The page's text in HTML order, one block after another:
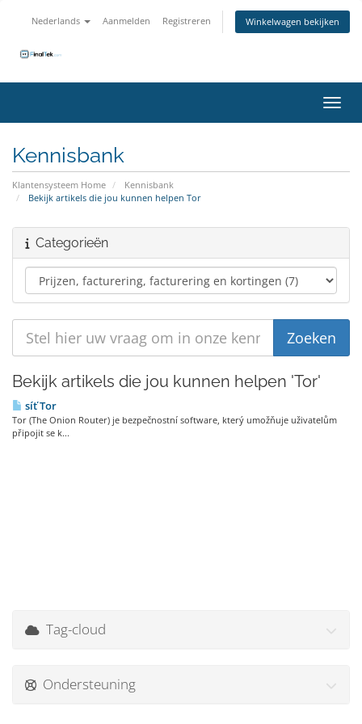
Nederlands Aanmelden Registreren Winkelwagen bekijken
Kennisbank
Klantensysteem Home
Kennisbank
Bekijk artikels die jou kunnen helpen Tor
Categorieën
Bekijk artikels die jou kunnen helpen 'Tor'
síť Tor
Tor (The Onion Router) je bezpečnostní software, který umožňuje uživatelům
připojit se k...
Tag-cloud
Ondersteuning